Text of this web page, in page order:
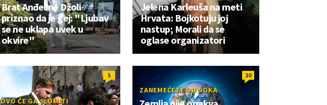
Brat Anđeline Džoli
priznao da je gej: "Ljubav
se ne uklapa uvek u
okvire"
Jelena Karleuša na meti
Hrvata: Bojkotuju joj
nastup; Morali da se
oglase organizatori
5
OVO ĆE GA SLOMITI
10
ZANEMEĆETE OD ŠOKA